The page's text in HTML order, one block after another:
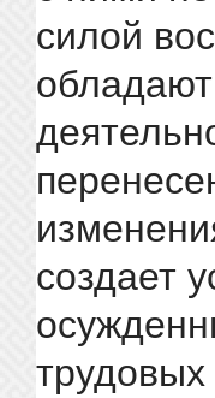
силой
создает